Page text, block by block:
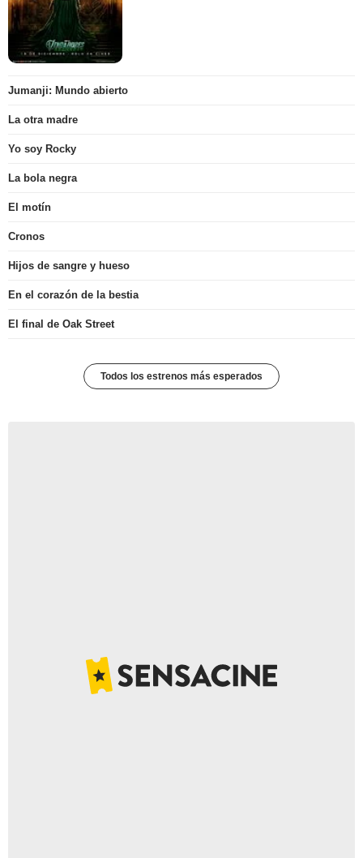
Jumanji: Mundo abierto
La otra madre
Yo soy Rocky
La bola negra
El motín
Cronos
Hijos de sangre y hueso
En el corazón de la bestia
El final de Oak Street
Todos los estrenos más esperados